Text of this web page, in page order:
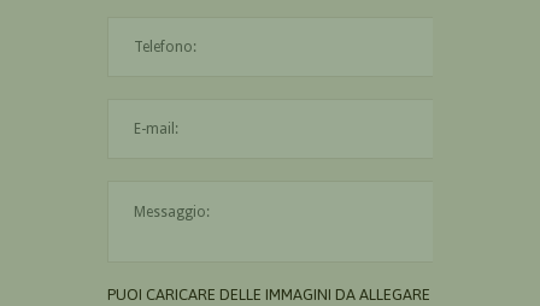
PUOI CARICARE DELLE IMMAGINI DA ALLEGARE AL